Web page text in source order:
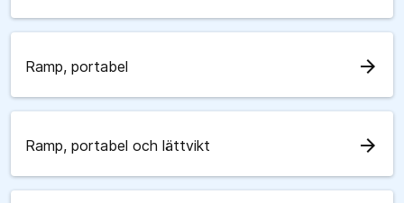
Ramp, portabel arrow_forward
Ramp, portabel och lättvikt arrow_forward